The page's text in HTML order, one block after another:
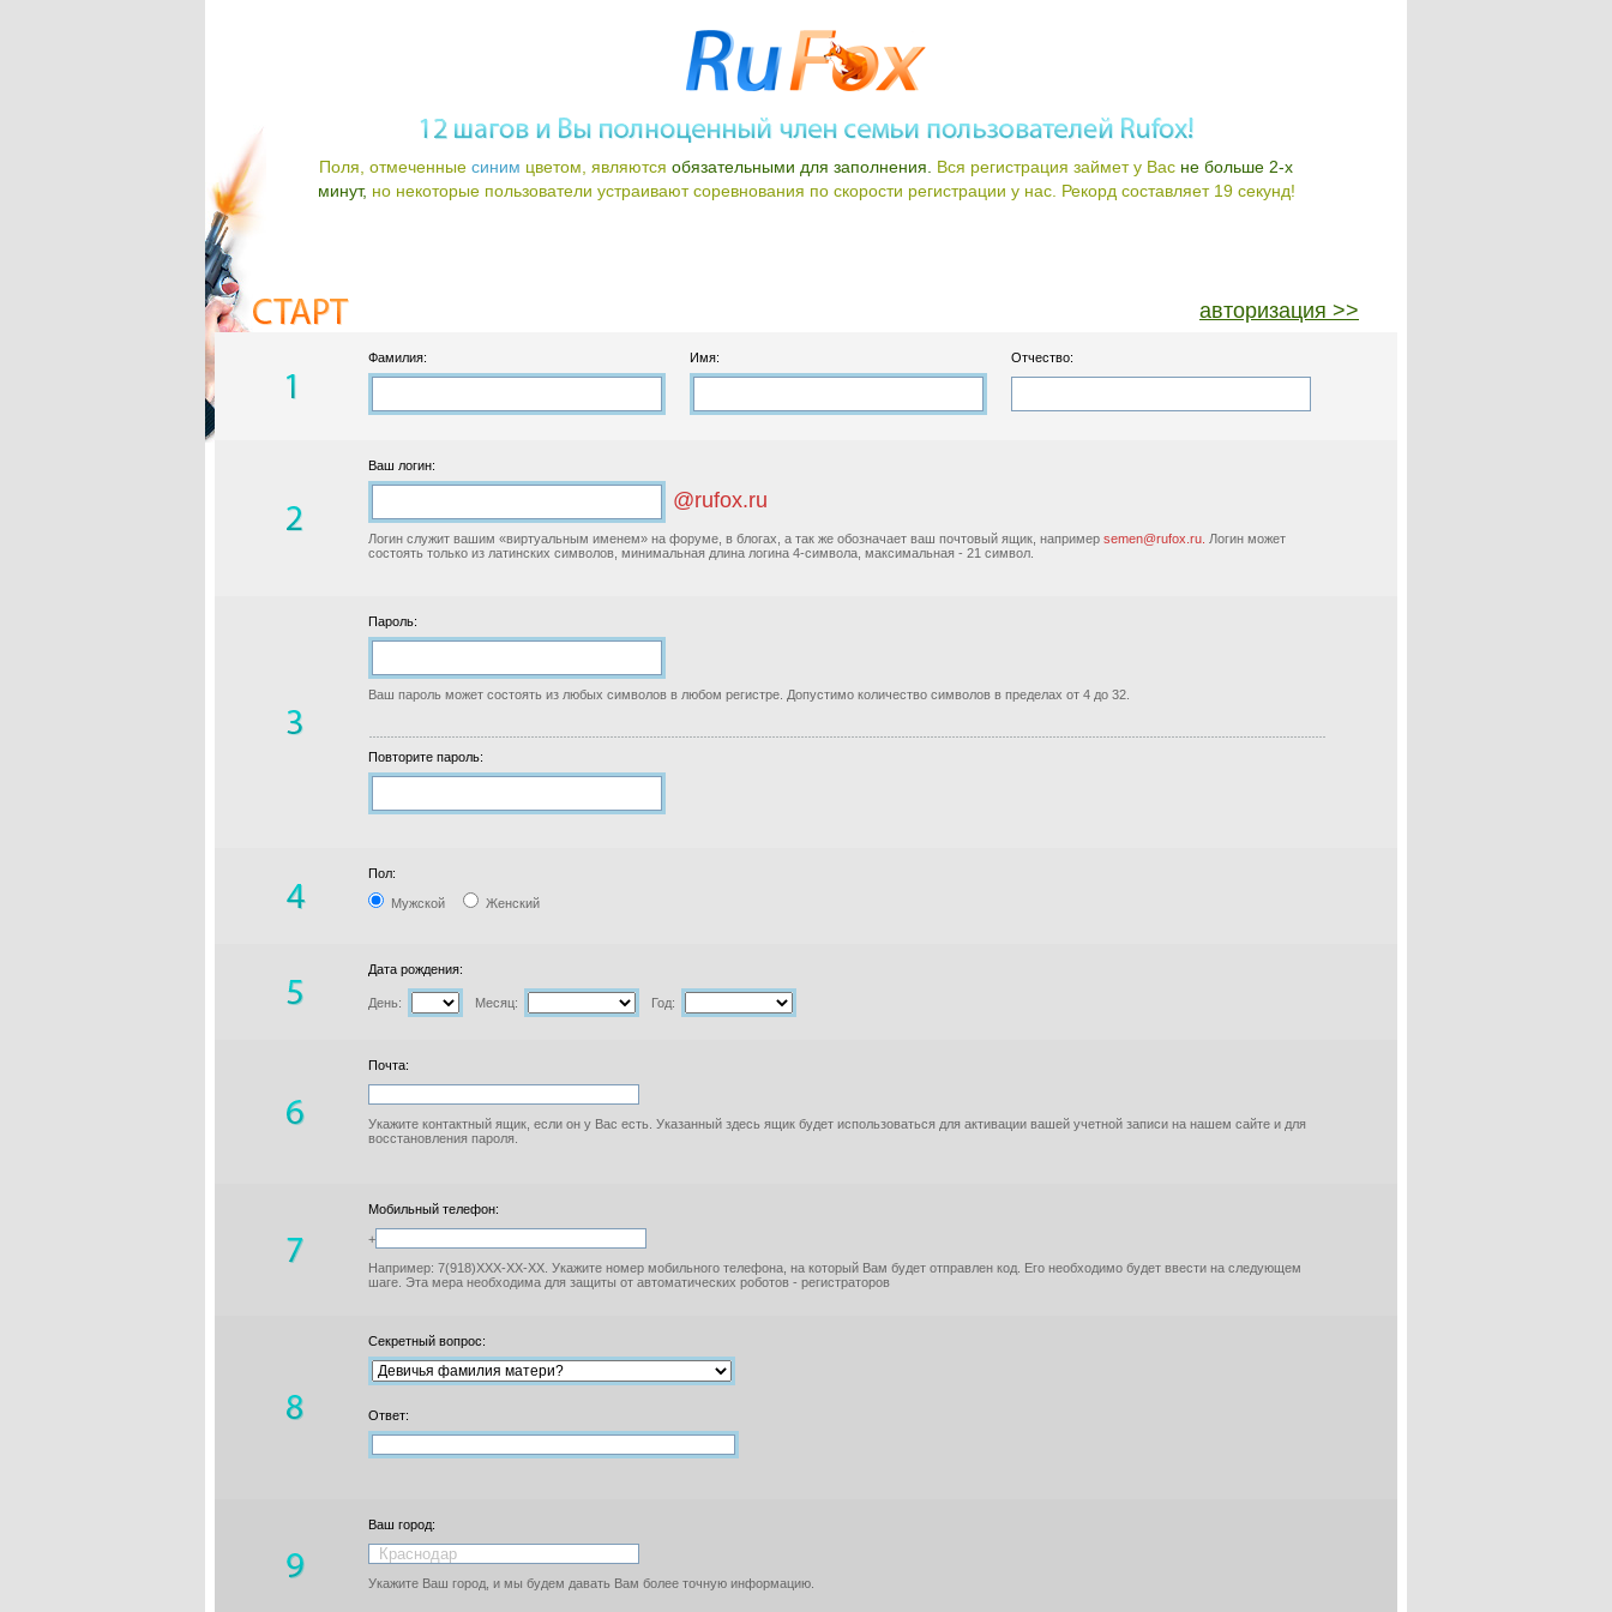
Поля, отмеченные синим цветом, являются обязательными для заполнения. Вся регистрация займет у Вас не больше 2-х
минут, но некоторые пользователи устраивают соревнования по скорости регистрации у нас. Рекорд составляет 19 секунд!
авторизация >>
Фамилия: Имя: Отчество:
Ваш логин:
@rufox.ru
Логин служит вашим «виртуальным именем» на форуме, в блогах, а так же обозначает ваш почтовый ящик, например semen@rufox.ru. Логин может
состоять только из латинских символов, минимальная длина логина 4-символа, максимальная - 21 символ.
Пароль:
Ваш пароль может состоять из любых символов в любом регистре. Допустимо количество символов в пределах от 4 до 32.
Повторите пароль:
Пол:
Мужской Женский
Дата рождения:
День: Месяц: Год:
Почта:
Укажите контактный ящик, если он у Вас есть. Указанный здесь ящик будет использоваться для активации вашей учетной записи на нашем сайте и для
восстановления пароля.
Мобильный телефон:
+
Например: 7(918)XXX-XX-XX. Укажите номер мобильного телефона, на который Вам будет отправлен код. Его необходимо будет ввести на следующем
шаге. Эта мера необходима для защиты от автоматических роботов - регистраторов
Секретный вопрос:
Ответ:
Ваш город:
Укажите Ваш город, и мы будем давать Вам более точную информацию.